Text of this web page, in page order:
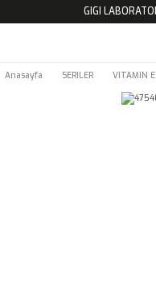
GIGI
Anasayfa SERILER VITAMIN E